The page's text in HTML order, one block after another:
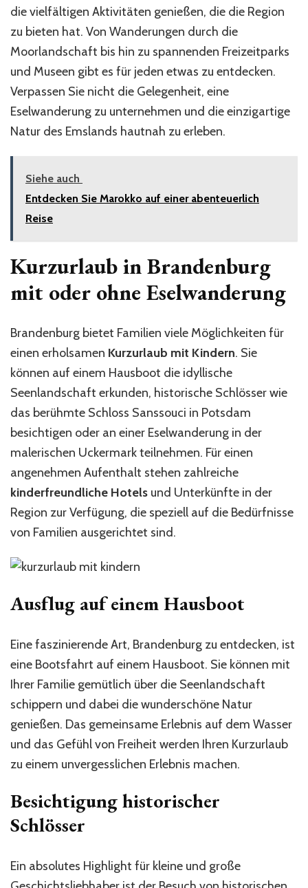
die vielfältigen Aktivitäten genießen, die die Region
zu bieten hat. Von Wanderungen durch die
Moorlandschaft bis hin zu spannenden Freizeitparks
und Museen gibt es für jeden etwas zu entdecken.
Verpassen Sie nicht die Gelegenheit, eine
Eselwanderung zu unternehmen und die einzigartige
Natur des Emslands hautnah zu erleben.
Siehe auch
Entdecken Sie Marokko auf einer abenteuerlich
Reise
Kurzurlaub in Brandenburg
mit oder ohne Eselwanderung
Brandenburg bietet Familien viele Möglichkeiten für
einen erholsamen Kurzurlaub mit Kindern. Sie
können auf einem Hausboot die idyllische
Seenlandschaft erkunden, historische Schlösser wie
das berühmte Schloss Sanssouci in Potsdam
besichtigen oder an einer Eselwanderung in der
malerischen Uckermark teilnehmen. Für einen
angenehmen Aufenthalt stehen zahlreiche
kinderfreundliche Hotels und Unterkünfte in der
Region zur Verfügung, die speziell auf die Bedürfnisse
von Familien ausgerichtet sind.
Ausflug auf einem Hausboot
Eine faszinierende Art, Brandenburg zu entdecken, ist
eine Bootsfahrt auf einem Hausboot. Sie können mit
Ihrer Familie gemütlich über die Seenlandschaft
schippern und dabei die wunderschöne Natur
genießen. Das gemeinsame Erlebnis auf dem Wasser
und das Gefühl von Freiheit werden Ihren Kurzurlaub
zu einem unvergesslichen Erlebnis machen.
Besichtigung historischer
Schlösser
Ein absolutes Highlight für kleine und große